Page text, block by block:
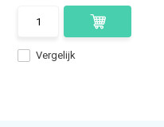
Vergelijk